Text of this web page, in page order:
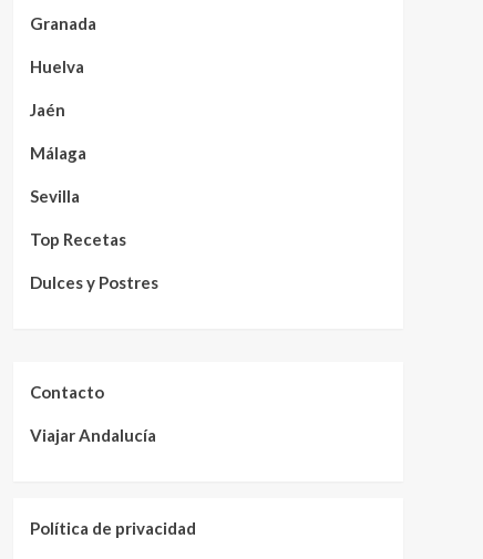
Granada
Huelva
Jaén
Málaga
Sevilla
Top Recetas
Dulces y Postres
Contacto
Viajar Andalucía
Política de privacidad